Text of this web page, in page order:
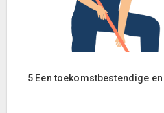
5 Een toekomstbestendige